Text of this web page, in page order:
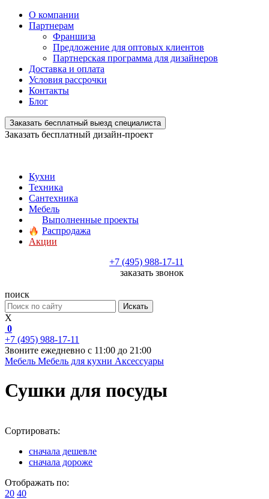
О компании
Партнерам
Франшиза
Предложение для оптовых клиентов
Партнерская программа для дизайнеров
Доставка и оплата
Условия рассрочки
Контакты
Блог
Заказать бесплатный выезд специалиста
Заказать бесплатный дизайн-проект
Кухни
Техника
Сантехника
Мебель
Выполненные проекты
Распродажа
Акции
+7 (495) 988-17-11
заказать звонок
поиск
Искать
X
0
+7 (495) 988-17-11
Звоните ежедневно с 11:00 до 21:00
Мебель Мебель для кухни Аксессуары
Сушки для посуды
Сортировать:
сначала дешевле
сначала дороже
Отображать по:
20 40